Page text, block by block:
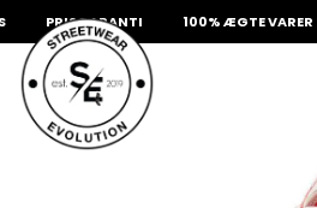
PRISGARANTI 100% ÆGTE VARER
INDKØBSKURV
Fri fragt på sneakers 60
Din kurv er tom.